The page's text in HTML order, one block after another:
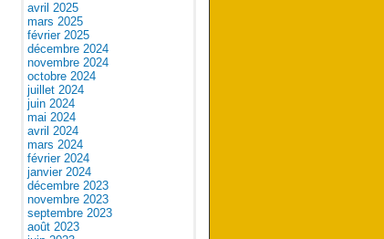
avril 2025
mars 2025
février 2025
décembre 2024
novembre 2024
octobre 2024
juillet 2024
juin 2024
mai 2024
avril 2024
mars 2024
février 2024
janvier 2024
décembre 2023
novembre 2023
septembre 2023
août 2023